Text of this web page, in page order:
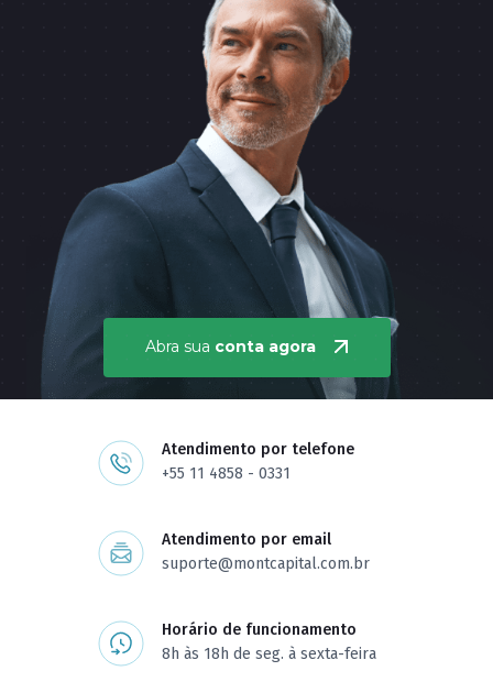
Abra sua conta agora
Atendimento por telefone
+55 11 4858 - 0331
Atendimento por email
suporte@montcapital.com.br
Horário de funcionamento
8h às 18h de seg. à sexta-feira